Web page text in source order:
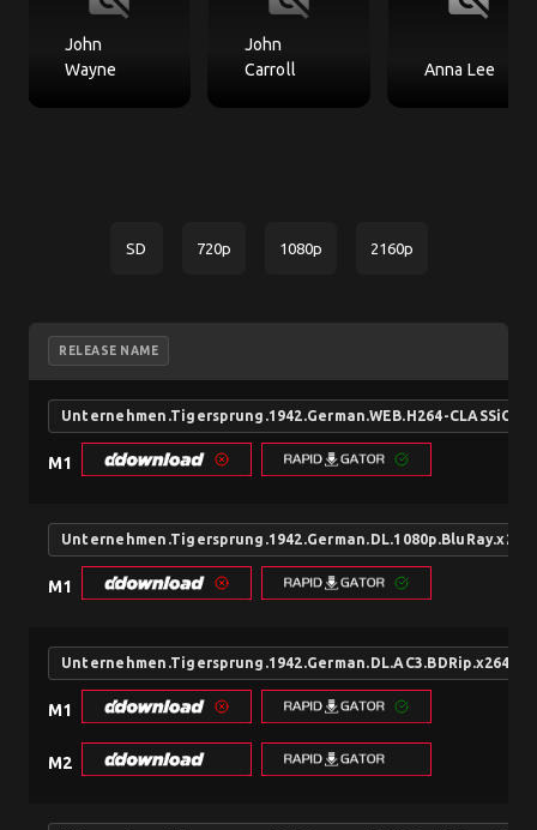
John
Wayne
John
Carroll
Anna Lee
SD 720p 1080p 2160p
RELEASE NAME
Unternehmen.Tigersprung.1942.German.WEB.H264-CLASSiCAL
M1
M1
Unternehmen.Tigersprung.1942.German.DL.AC3.BDRip.x264-
M1
M2